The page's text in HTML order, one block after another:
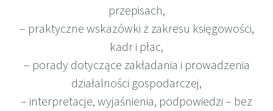
przepisach,
– praktyczne wskazówki z zakresu księgowości,
kadr i płac,
– porady dotyczące zakładania i prowadzenia
działalności gospodarczej,
– interpretacje, wyjaśnienia, podpowiedzi – bez